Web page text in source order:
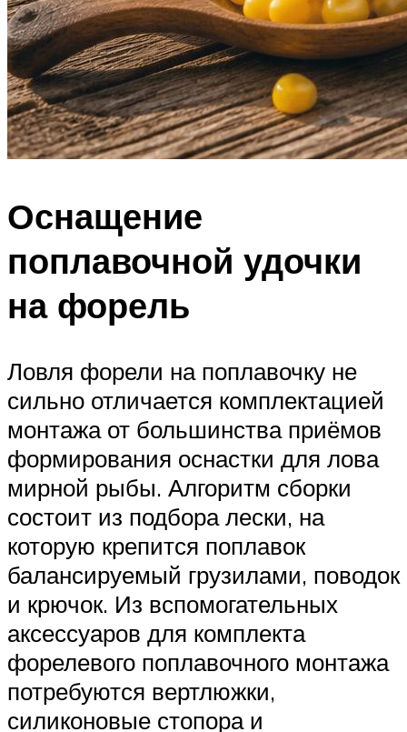
Оснащение
поплавочной удочки
на форель
Ловля форели на поплавочку не
сильно отличается комплектацией
монтажа от большинства приёмов
формирования оснастки для лова
мирной рыбы. Алгоритм сборки
состоит из подбора лески, на
которую крепится поплавок
балансируемый грузилами, поводок
и крючок. Из вспомогательных
аксессуаров для комплекта
форелевого поплавочного монтажа
потребуются вертлюжки,
силиконовые стопора и